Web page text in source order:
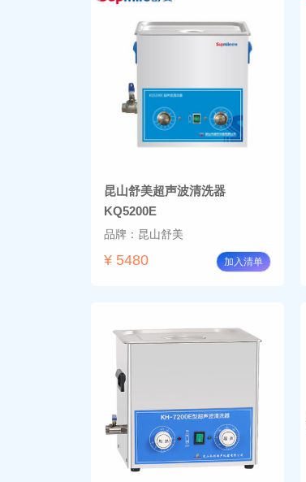
昆山舒美超声波清洗器
KQ5200E
品牌：昆山舒美
¥ 5480 加入清单